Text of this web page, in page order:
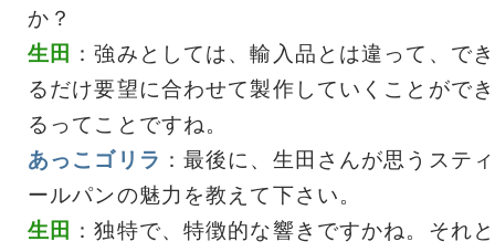
か？
生田
：強みとしては、輸入品とは違って、でき
るだけ要望に合わせて製作していくことができ
るってことですね。
あっこゴリラ ：最後に、生田さんが思うスティ
ールパンの魅力を教えて下さい。
生田
：独特で、特徴的な響きですかね。それと